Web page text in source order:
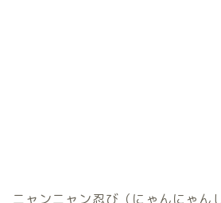
ニャンニャン忍び（にゃんにゃん